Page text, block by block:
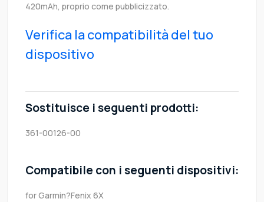
420mAh, proprio come pubblicizzato.
Verifica la compatibilità del tuo
dispositivo
Sostituisce i seguenti prodotti:
361-00126-00
Compatibile con i seguenti dispositivi:
for Garmin?Fenix 6X